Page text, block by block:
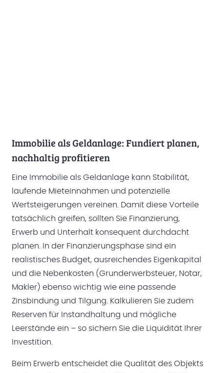
Immobilie als Geldanlage: Fundiert planen,
nachhaltig profitieren
Eine Immobilie als Geldanlage kann Stabilität,
laufende Mieteinnahmen und potenzielle
Wertsteigerungen vereinen. Damit diese Vorteile
tatsächlich greifen, sollten Sie Finanzierung,
Erwerb und Unterhalt konsequent durchdacht
planen. In der Finanzierungsphase sind ein
realistisches Budget, ausreichendes Eigenkapital
und die Nebenkosten (Grunderwerbsteuer, Notar,
Makler) ebenso wichtig wie eine passende
Zinsbindung und Tilgung. Kalkulieren Sie zudem
Reserven für Instandhaltung und mögliche
Leerstände ein – so sichern Sie die Liquidität Ihrer
Investition.
Beim Erwerb entscheidet die Qualität des Objekts